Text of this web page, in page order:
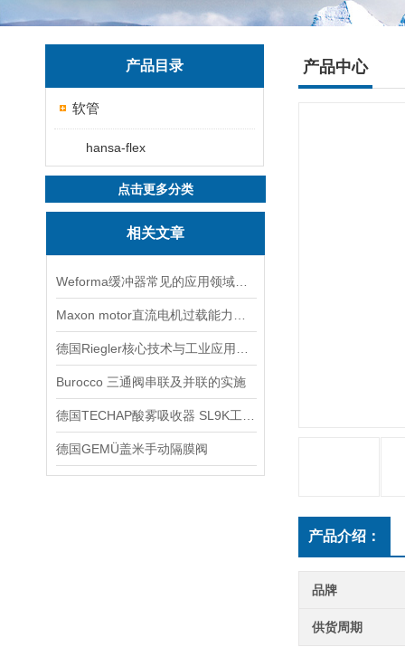
产品目录
软管
hansa-flex
点击更多分类
相关文章
Burocco 三通阀串联及并联的实施
德国GEMÜ盖米手动隔膜阀
产品中心
产品介绍：
品牌
供货周期